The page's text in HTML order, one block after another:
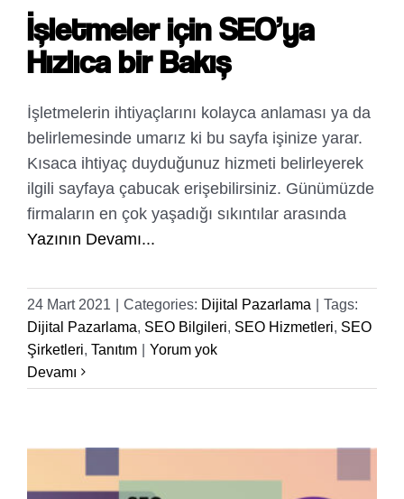
İşletmeler için SEO’ya
Hızlıca bir Bakış
İşletmelerin ihtiyaçlarını kolayca anlaması ya da
belirlemesinde umarız ki bu sayfa işinize yarar.
Kısaca ihtiyaç duyduğunuz hizmeti belirleyerek
ilgili sayfaya çabucak erişebilirsiniz. Günümüzde
firmaların en çok yaşadığı sıkıntılar arasında
Yazının Devamı...
24 Mart 2021 Categories: Dijital Pazarlama
Tags:
Dijital Pazarlama, SEO Bilgileri, SEO Hizmetleri, SEO
Şirketleri, Tanıtım
Yorum yok
Devamı